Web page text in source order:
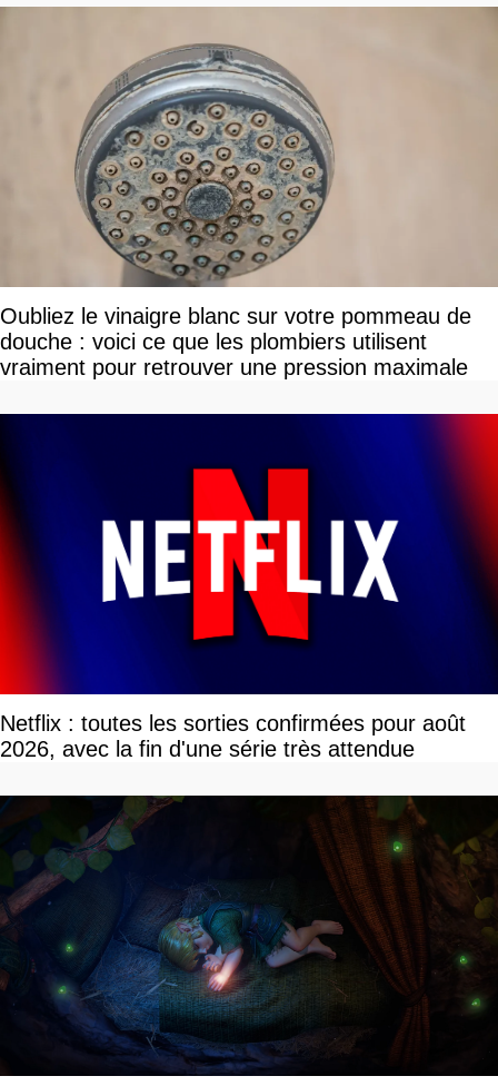
Oubliez le vinaigre blanc sur votre pommeau de
douche : voici ce que les plombiers utilisent
vraiment pour retrouver une pression maximale
Netflix : toutes les sorties confirmées pour août
2026, avec la fin d'une série très attendue